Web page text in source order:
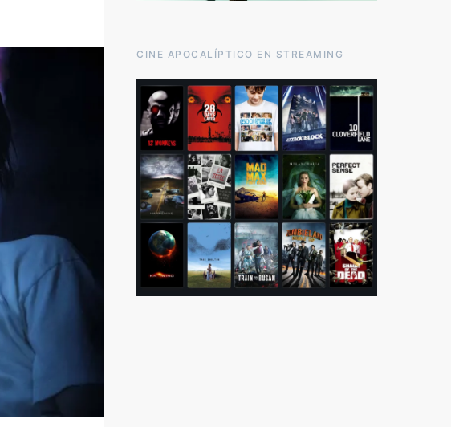
CINE APOCALÍPTICO EN STREAMING